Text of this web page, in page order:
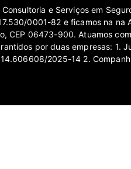
Consultoria e Serviços em
0001-82 e ficamos na na
CEP 06473-900. Atuamos
por duas empresas: 1.
2025-14 2.